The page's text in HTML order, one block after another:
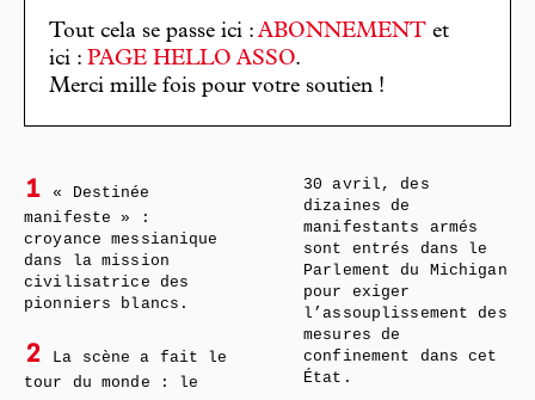
Tout cela se passe ici : ABONNEMENT et
ici : PAGE HELLO ASSO.
Merci mille fois pour votre soutien !
1
« Destinée
manifeste » :
croyance messianique
dans la mission
civilisatrice des
pionniers blancs.
2
La scène a fait le
tour du monde : le
30 avril, des
dizaines de
manifestants armés
sont entrés dans le
Parlement du Michigan
pour exiger
l’assouplissement des
mesures de
confinement dans cet
État.